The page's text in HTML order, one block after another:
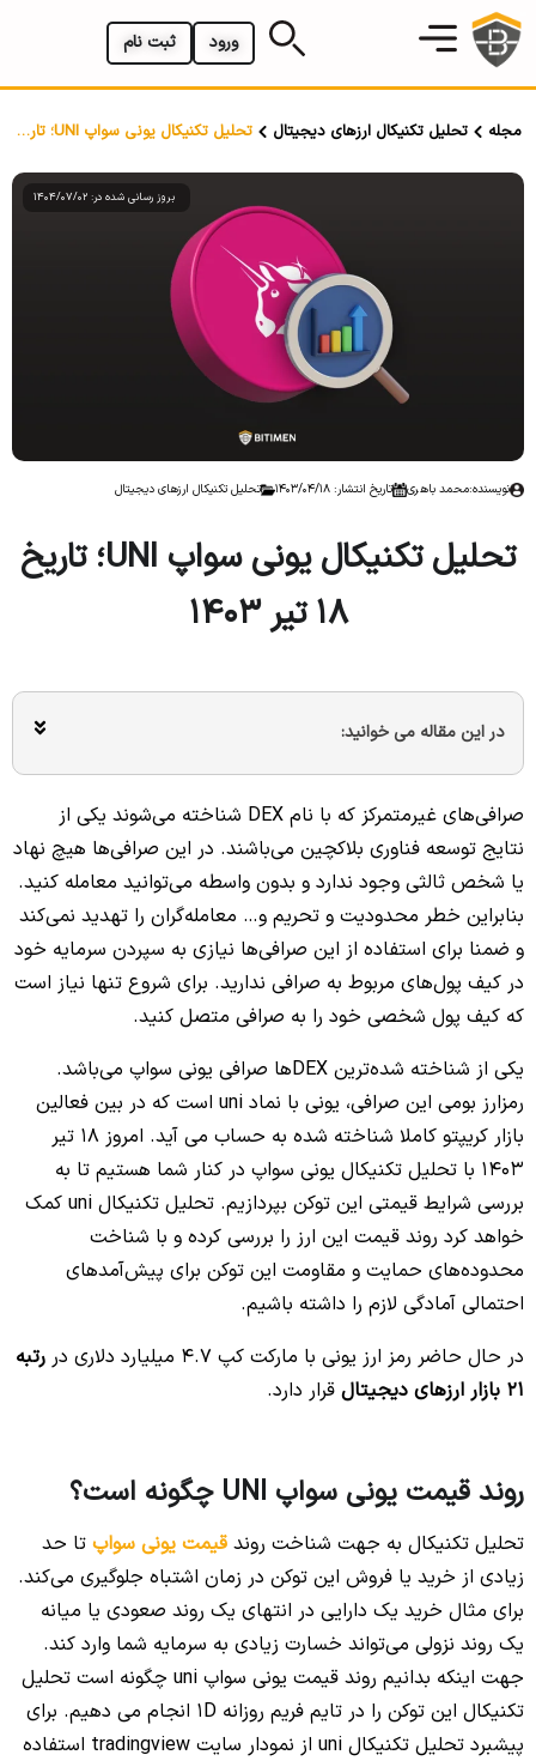
ثبت نام ورود
مجله تحلیل تکنیکال ارزهای دیجیتال تحلیل تکنیکال یونی سواپ UNI؛ تاریخ ۱۸ تیر ۱۴۰۳
بروز رسانی شده در: 1404/07/02
نویسنده:محمد باهری تاریخ انتشار: 1403/04/18 تحلیل تکنیکال ارزهای دیجیتال
تحلیل تکنیکال یونی سواپ UNI؛ تاریخ
۱۸ تیر ۱۴۰۳
در این مقاله می خوانید:
صرافی‌های غیرمتمرکز که با نام DEX شناخته می‌شوند یکی از
نتایج توسعه فناوری بلاکچین می‌باشند. در این صرافی‌ها هیچ نهاد
یا شخص ثالثی وجود ندارد و بدون واسطه می‌توانید معامله کنید.
بنابراین خطر محدودیت و تحریم و… معامله‌گران را تهدید نمی‌کند
و ضمنا برای استفاده از این صرافی‌ها نیازی به سپردن سرمایه خود
در کیف پول‌های مربوط به صرافی ندارید. برای شروع تنها نیاز است
که کیف پول شخصی خود را به صرافی متصل کنید.
یکی از شناخته شده‌ترین DEX‌ها صرافی یونی سواپ می‌باشد.
رمزارز بومی این صرافی، یونی با نماد uni است که در بین فعالین
بازار کریپتو کاملا شناخته شده به حساب می آید. امروز ۱۸ تیر
۱۴۰۳ با تحلیل تکنیکال یونی سواپ در کنار شما هستیم تا به
بررسی شرایط قیمتی این توکن بپردازیم. تحلیل تکنیکال uni کمک
خواهد کرد روند قیمت این ارز را بررسی کرده و با شناخت
محدوده‌های حمایت و مقاومت این توکن برای پیش‌آمدهای
احتمالی آمادگی لازم را داشته باشیم.
در حال حاضر رمز ارز یونی با مارکت کپ 4.7 میلیارد دلاری در
رتبه
21 بازار ارزهای دیجیتال
قرار دارد.
روند قیمت یونی سواپ UNI چگونه است؟
تحلیل تکنیکال به جهت شناخت روند قیمت یونی سواپ تا حد
زیادی از خرید یا فروش این توکن در زمان اشتباه جلوگیری می‌کند.
برای مثال خرید یک دارایی در انتهای یک روند صعودی یا میانه
یک روند نزولی می‌تواند خسارت زیادی به سرمایه شما وارد کند.
جهت اینکه بدانیم روند قیمت یونی سواپ uni چگونه است تحلیل
تکنیکال این توکن را در تایم فریم روزانه 1D انجام می دهیم. برای
پیشبرد تحلیل تکنیکال uni از نمودار سایت tradingview استفاده